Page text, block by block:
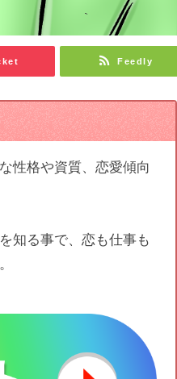
Feedly
性格や資質、恋愛傾向
知る事で、恋も仕事も